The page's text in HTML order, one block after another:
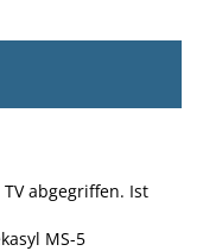
abgegriffen. Ist
MS-5